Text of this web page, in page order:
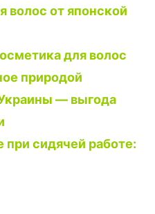
волос от японской
для волос
природой
— выгода
при сидячей работе: